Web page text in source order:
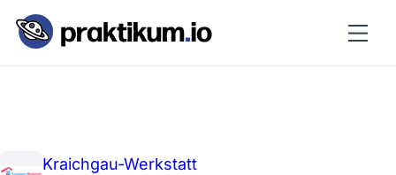
Kraichgau-Werkstatt